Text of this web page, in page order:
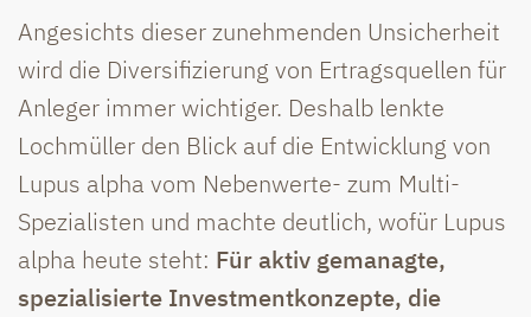
Angesichts dieser zunehmenden Unsicherheit
wird die Diversifizierung von Ertragsquellen für
Anleger immer wichtiger. Deshalb lenkte
Lochmüller den Blick auf die Entwicklung von
Lupus alpha vom Nebenwerte- zum Multi-
Spezialisten und machte deutlich, wofür Lupus
alpha heute steht: Für aktiv gemanagte,
spezialisierte Investmentkonzepte, die